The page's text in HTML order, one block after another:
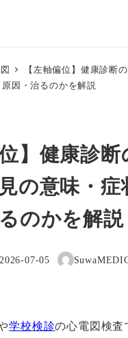
【左軸偏位】健康診断の
因・治るのかを解説
位】健康診
の意味・症
のかを解説
日
2026-07-05
著
学校検診の心電図検査